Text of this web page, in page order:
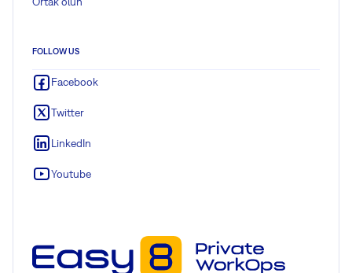
FOLLOW US
Facebook
Twitter
LinkedIn
Youtube